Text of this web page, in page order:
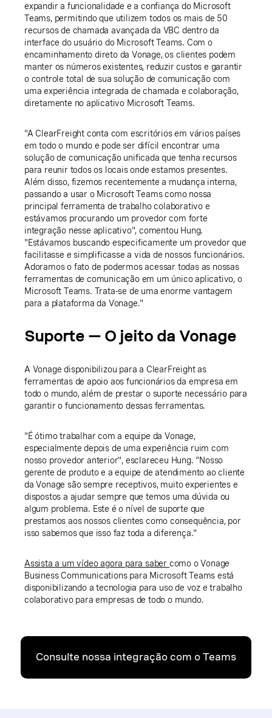
expandir a funcionalidade e a confiança do Microsoft
Teams, permitindo que utilizem todos os mais de 50
recursos de chamada avançada da VBC dentro da
interface do usuário do Microsoft Teams. Com o
encaminhamento direto da Vonage, os clientes podem
manter os números existentes, reduzir custos e garantir
o controle total de sua solução de comunicação com
uma experiência integrada de chamada e colaboração,
diretamente no aplicativo Microsoft Teams.
"A ClearFreight conta com escritórios em vários países
em todo o mundo e pode ser difícil encontrar uma
solução de comunicação unificada que tenha recursos
para reunir todos os locais onde estamos presentes.
Além disso, fizemos recentemente a mudança interna,
passando a usar o Microsoft Teams como nossa
principal ferramenta de trabalho colaborativo e
estávamos procurando um provedor com forte
integração nesse aplicativo", comentou Hung.
"Estávamos buscando especificamente um provedor que
facilitasse e simplificasse a vida de nossos funcionários.
Adoramos o fato de podermos acessar todas as nossas
ferramentas de comunicação em um único aplicativo, o
Microsoft Teams. Trata-se de uma enorme vantagem
para a plataforma da Vonage."
Suporte — O jeito da Vonage
A Vonage disponibilizou para a ClearFreight as
ferramentas de apoio aos funcionários da empresa em
todo o mundo, além de prestar o suporte necessário para
garantir o funcionamento dessas ferramentas.
"É ótimo trabalhar com a equipe da Vonage,
especialmente depois de uma experiência ruim com
nosso provedor anterior", esclareceu Hung. "Nosso
gerente de produto e a equipe de atendimento ao cliente
da Vonage são sempre receptivos, muito experientes e
dispostos a ajudar sempre que temos uma dúvida ou
algum problema. Este é o nível de suporte que
prestamos aos nossos clientes como consequência, por
isso sabemos que isso faz toda a diferença."
Assista a um vídeo agora para saber como o Vonage
Business Communications para Microsoft Teams está
disponibilizando a tecnologia para uso de voz e trabalho
colaborativo para empresas de todo o mundo.
Consulte nossa integração com o Teams